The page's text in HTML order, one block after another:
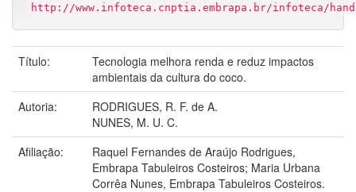
http://www.infoteca.cnptia.embrapa.br/infoteca/
Título:
Tecnologia melhora renda e reduz impactos
ambientais da cultura do coco.
Autoria:
RODRIGUES, R. F. de A.
NUNES, M. U. C.
Afiliação:
Raquel Fernandes de Araújo Rodrigues,
Embrapa Tabuleiros Costeiros; Maria Urbana
Corrêa Nunes, Embrapa Tabuleiros Costeiros.